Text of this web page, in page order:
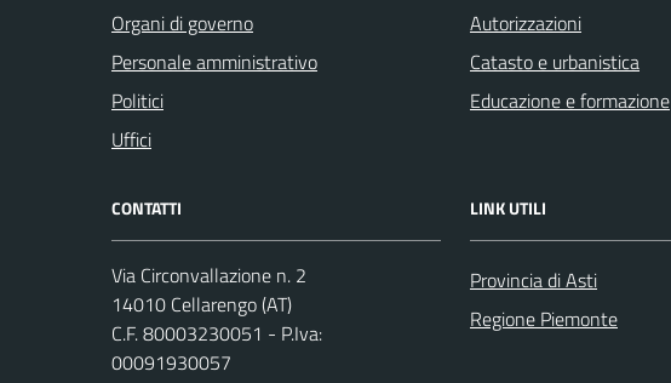
Organi di governo
Personale amministrativo
Politici
Uffici
Autorizzazioni
Catasto e urbanistica
Educazione e formazione
CONTATTI
Via Circonvallazione n. 2
14010 Cellarengo (AT)
C.F. 80003230051 - P.Iva:
00091930057
LINK UTILI
Provincia di Asti
Regione Piemonte